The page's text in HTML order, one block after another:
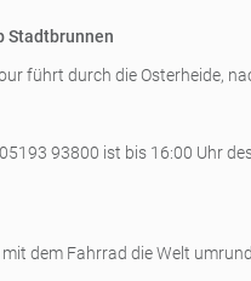
Stadtbrunnen
führt durch die Osterheide,
93800 ist bis 16:00 Uhr
dem Fahrrad die Welt